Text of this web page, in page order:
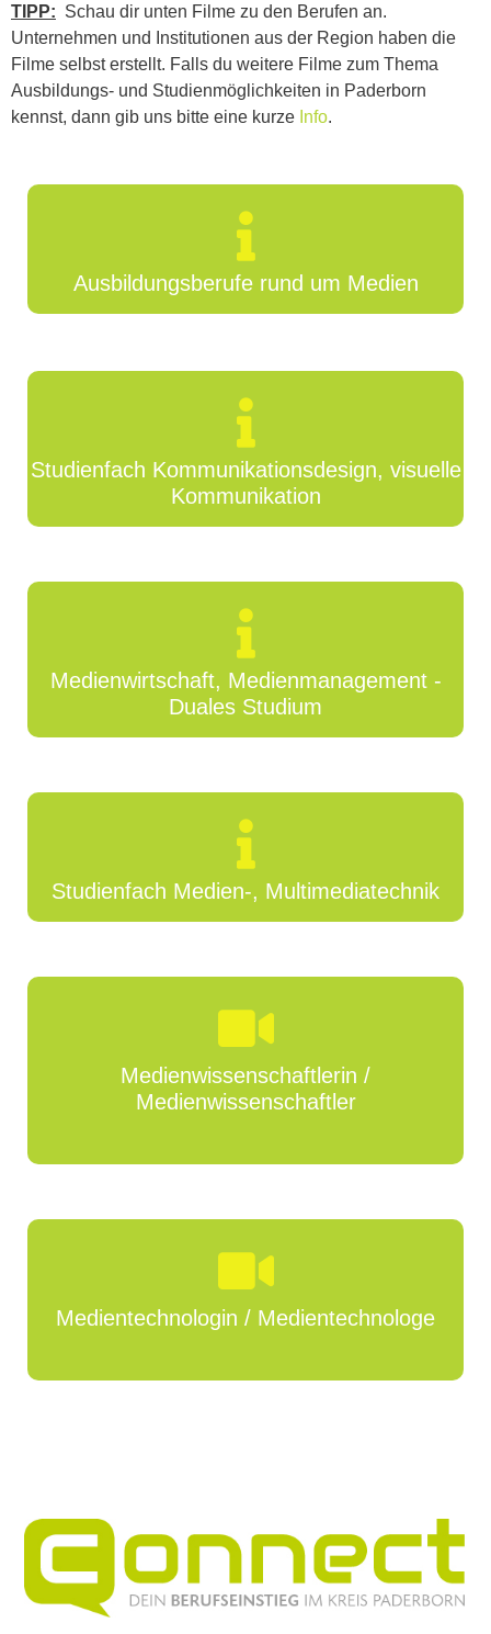
TIPP: Schau dir unten Filme zu den Berufen an.
Unternehmen und Institutionen aus der Region haben die
Filme selbst erstellt. Falls du weitere Filme zum Thema
Ausbildungs- und Studienmöglichkeiten in Paderborn
kennst, dann gib uns bitte eine kurze Info.
Ausbildungsberufe rund um Medien
Studienfach Kommunikationsdesign, visuelle
Kommunikation
Medienwirtschaft, Medienmanagement -
Duales Studium
Studienfach Medien-, Multimediatechnik
Medienwissenschaftlerin /
Medienwissenschaftler
Medientechnologin / Medientechnologe